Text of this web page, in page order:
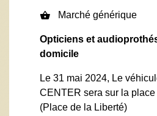
shopping_basket Marché générique
Opticiens et
domicile
Le 31 mai 2024, Le
CENTER sera sur la
(Place de la Liberté)